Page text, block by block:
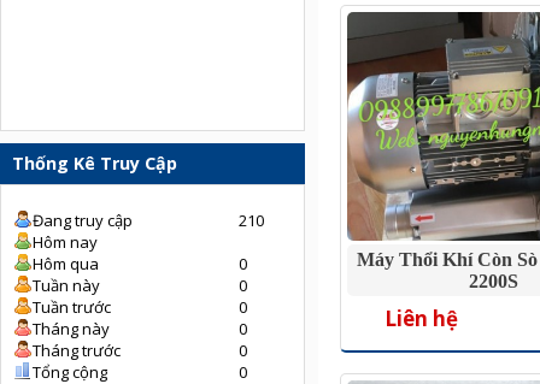
Thống Kê Truy Cập
Đang truy cập
210
Hôm nay
Hôm qua
0
Tuần này
0
Tuần trước
0
Tháng này
0
Tháng trước
0
Tổng cộng
0
Máy Thổi Khí Còn
2200S
Liên hệ